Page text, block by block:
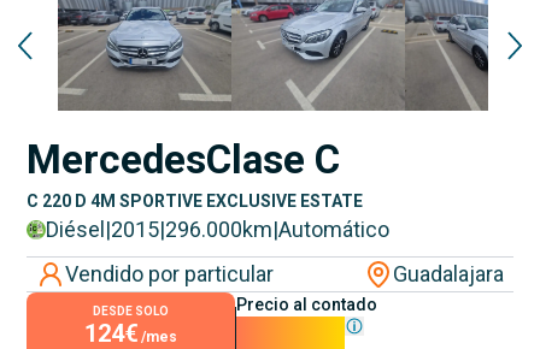
MercedesClase C
C 220 D 4M SPORTIVE EXCLUSIVE ESTATE
Diésel |2015|296.000km|Automático
Vendido por particular
Guadalajara
DESDE SOLO
124€ /mes
Precio al contado